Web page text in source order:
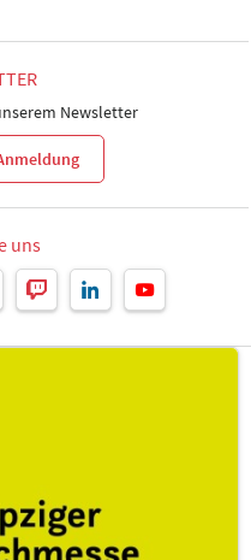
Newsletter
uns